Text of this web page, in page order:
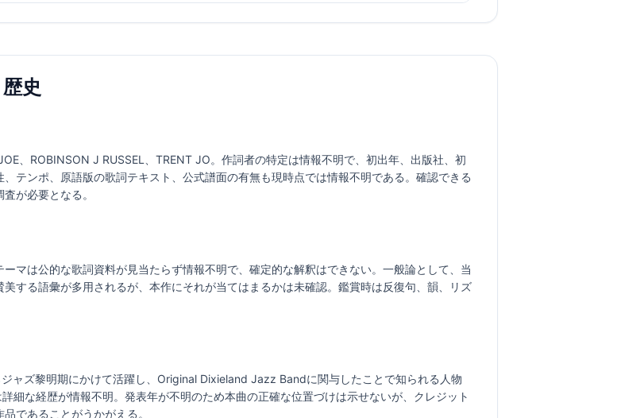
史
、ROBINSON J RUSSEL、TRENT JO。作詞者の特定は情報不明で、初出年、出版社、初
テンポ、原語版の歌詞テキスト、公式譜面の有無も現時点では情報不明である。確認できる
が必要となる。
マは公的な歌詞資料が見当たらず情報不明で、確定的な解釈はできない。一般論として、当
する語彙が多用されるが、本作にそれが当てはまるかは未確認。鑑賞時は反復句、韻、リズ
ャズ黎明期にかけて活躍し、Original Dixieland Jazz Bandに関与したことで知られる人物
細な経歴が情報不明。発表年が不明のため本曲の正確な位置づけは示せないが、クレジット
であることがうかがえる。